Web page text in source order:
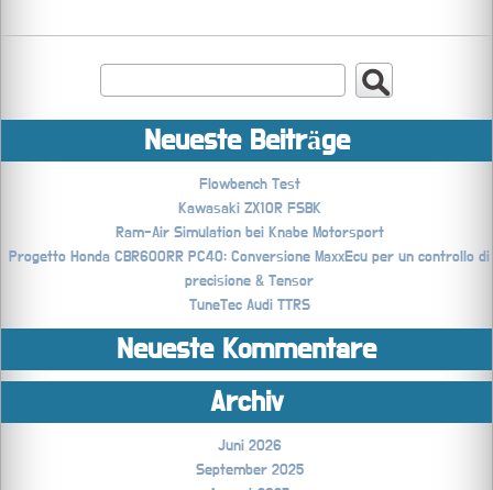
Neueste Beiträge
Flowbench Test
Kawasaki ZX10R FSBK
Ram-Air Simulation bei Knabe Motorsport
Progetto Honda CBR600RR PC40: Conversione MaxxEcu per un controllo di
precisione & Tensor
TuneTec Audi TTRS
Neueste Kommentare
Archiv
Juni 2026
September 2025